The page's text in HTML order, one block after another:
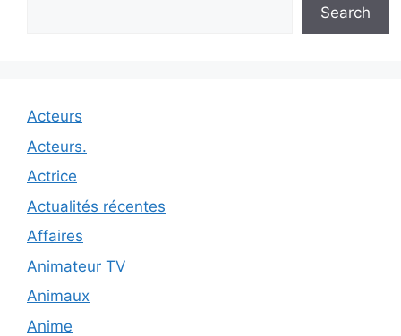
Search
Acteurs
Acteurs.
Actrice
Actualités récentes
Affaires
Animateur TV
Animaux
Anime